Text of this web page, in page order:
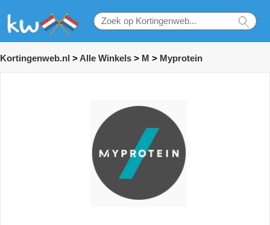
Kortingenweb.nl > Alle Winkels > M > Myprotein